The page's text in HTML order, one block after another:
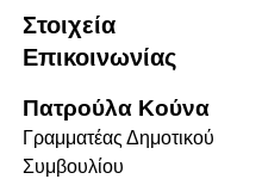
Στοιχεία
Επικοινωνίας
Πατρούλα Κούνα
Γραμματέας Δημοτικού
Συμβουλίου